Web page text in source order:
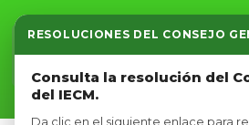
RESOLUCIONES DEL CONSEJO
Consulta la resolución del
del IECM.
Da clic en el siguiente enlace para
Inicio
Nosotros